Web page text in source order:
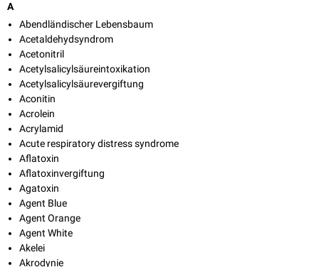
A
Abendländischer Lebensbaum
Acetaldehydsyndrom
Acetonitril
Acetylsalicylsäureintoxikation
Acetylsalicylsäurevergiftung
Aconitin
Acrolein
Acrylamid
Acute respiratory distress syndrome
Aflatoxin
Aflatoxinvergiftung
Agatoxin
Agent Blue
Agent Orange
Agent White
Akelei
Akrodynie